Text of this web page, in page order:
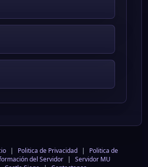
| Politica de Privacidad |
Politica de
del Servidor |
Servidor MU